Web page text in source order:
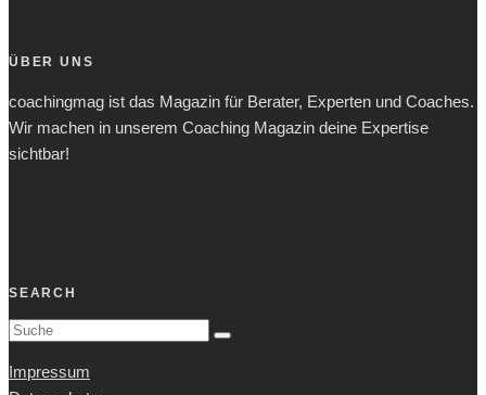
ÜBER UNS
coachingmag ist das Magazin für Berater, Experten und Coaches.
Wir machen in unserem Coaching Magazin deine Expertise
sichtbar!
SEARCH
Impressum